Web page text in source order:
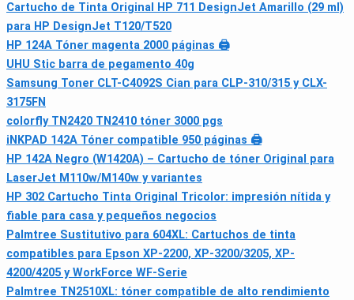
Cartucho de Tinta Original HP 711 DesignJet Amarillo (29 ml)
para HP DesignJet T120/T520
HP 124A Tóner magenta 2000 páginas 🖨
UHU Stic barra de pegamento 40g
Samsung Toner CLT-C4092S Cian para CLP-310/315 y CLX-
3175FN
colorfly TN2420 TN2410 tóner 3000 pgs
iNKPAD 142A Tóner compatible 950 páginas 🖨
HP 142A Negro (W1420A) – Cartucho de tóner Original para
LaserJet M110w/M140w y variantes
HP 302 Cartucho Tinta Original Tricolor: impresión nítida y
fiable para casa y pequeños negocios
Palmtree Sustitutivo para 604XL: Cartuchos de tinta
compatibles para Epson XP-2200, XP-3200/3205, XP-
4200/4205 y WorkForce WF-Serie
Palmtree TN2510XL: tóner compatible de alto rendimiento